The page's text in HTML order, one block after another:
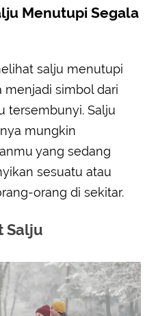
Menutupi Segala
salju menutupi
menjadi simbol dari
tersembunyi. Salju
mungkin
yang sedang
sesuatu atau
orang di sekitar.
Salju